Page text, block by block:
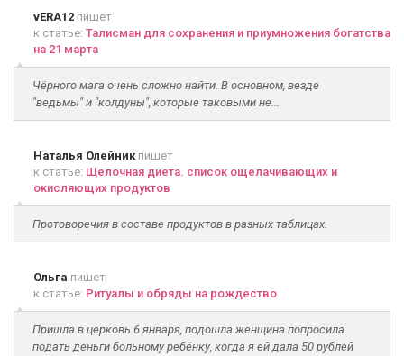
vERA12 пишет
к статье: Талисман для сохранения и приумножения богатства
на 21 марта
Чёрного мага очень сложно найти. В основном, везде
"ведьмы" и "колдуны", которые таковыми не...
Наталья Олейникпишет
к статье: Щелочная диета. список ощелачивающих и
окисляющих продуктов
Протоворечия в составе продуктов в разных таблицах.
Ольга пишет
к статье: Ритуалы и обряды на рождество
Пришла в церковь 6 января, подошла женщина попросила
подать деньги больному ребёнку, когда я ей дала 50 рублей